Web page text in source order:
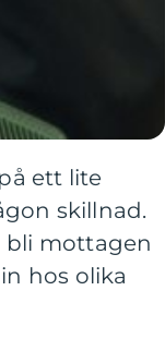
ett lite
skillnad.
bli mottagen
hos olika